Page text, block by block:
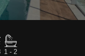
1 - 2